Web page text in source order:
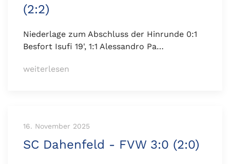
(2:2)
Niederlage zum Abschluss der Hinrunde 0:1
Besfort Isufi 19', 1:1 Alessandro Pa…
weiterlesen
16. November 2025
SC Dahenfeld - FVW 3:0 (2:0)